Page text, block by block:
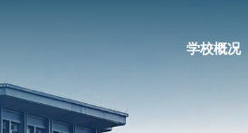
学校概况